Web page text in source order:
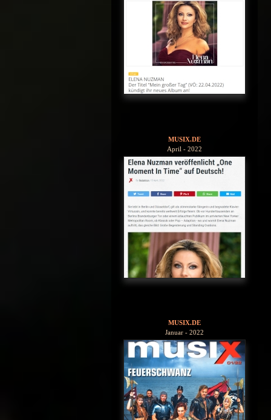
MUSIX.DE
April - 2022
MUSIX.DE
Januar - 2022